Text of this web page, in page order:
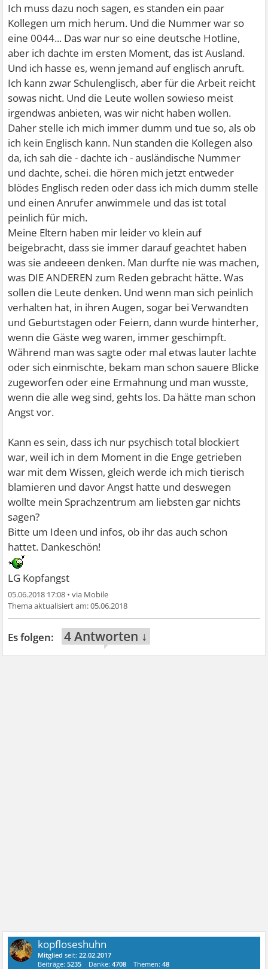
Ich muss dazu noch sagen, es standen ein paar
Kollegen um mich herum. Und die Nummer war so
eine 0044... Das war nur so eine deutsche Hotline,
aber ich dachte im ersten Moment, das ist Ausland.
Und ich hasse es, wenn jemand auf englisch anruft.
Ich kann zwar Schulenglisch, aber für die Arbeit reicht
sowas nicht. Und die Leute wollen sowieso meist
irgendwas anbieten, was wir nicht haben wollen.
Daher stelle ich mich immer dumm und tue so, als ob
ich kein Englisch kann. Nun standen die Kollegen also
da, ich sah die - dachte ich - ausländische Nummer
und dachte, schei. die hören mich jetzt entweder
blödes Englisch reden oder dass ich mich dumm stelle
und einen Anrufer anwimmele und das ist total
peinlich für mich.
Meine Eltern haben mir leider vo klein auf
beigebracht, dass sie immer darauf geachtet haben
was sie andeeen denken. Man durfte nie was machen,
was DIE ANDEREN zum Reden gebracht hätte. Was
sollen die Leute denken. Und wenn man sich peinlich
verhalten hat, in ihren Augen, sogar bei Verwandten
und Geburtstagen oder Feiern, dann wurde hinterher,
wenn die Gäste weg waren, immer geschimpft.
Während man was sagte oder mal etwas lauter lachte
oder sich einmischte, bekam man schon sauere Blicke
zugeworfen oder eine Ermahnung und man wusste,
wenn die alle weg sind, gehts los. Da hätte man schon
Angst vor.
Kann es sein, dass ich nur psychisch total blockiert
war, weil ich in dem Moment in die Enge getrieben
war mit dem Wissen, gleich werde ich mich tierisch
blamieren und davor Angst hatte und deswegen
wollte mein Sprachzentrum am liebsten gar nichts
sagen?
Bitte um Ideen und infos, ob ihr das auch schon
hattet. Dankeschön!
LG Kopfangst
05.06.2018 17:08 •
05.06.2018
4 Antworten ↓
kopfloseshuhn
Mitglied seit:22.02.2017
Beiträge:5235 Danke:4708 Themen:48